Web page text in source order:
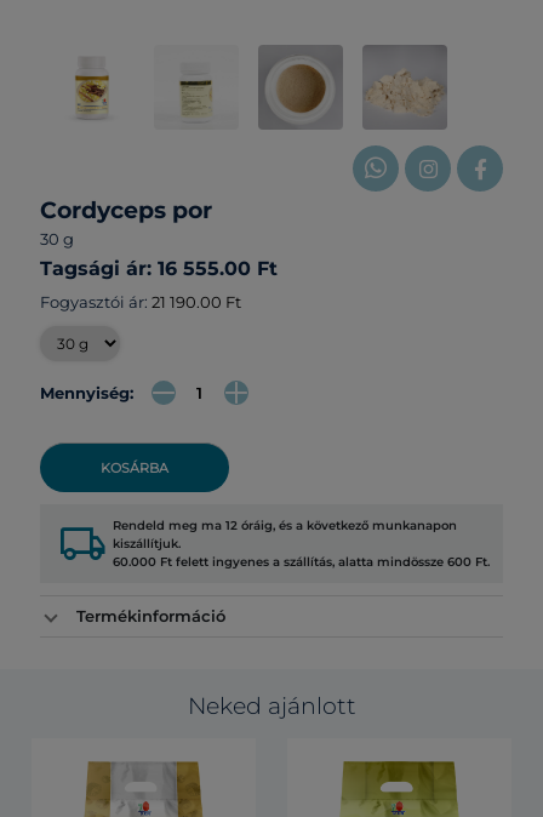
Cordyceps por
30 g
Tagsági ár: 16 555.00 Ft
Fogyasztói ár: 21 190.00 Ft
Mennyiség:
KOSÁRBA
local_shipping Rendeld meg ma 12 óráig, és a következő munkanapon
kiszállítjuk.
60.000 Ft felett ingyenes a szállítás, alatta mindössze 600 Ft.
Termékinformáció
Neked ajánlott